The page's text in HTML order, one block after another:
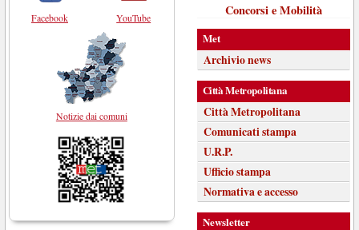
Facebook YouTube
Notizie dai comuni
Concorsi e Mobilità
Met
Archivio news
Città Metropolitana
Città Metropolitana
Comunicati stampa
U.R.P.
Ufficio stampa
Normativa e accesso
Newsletter